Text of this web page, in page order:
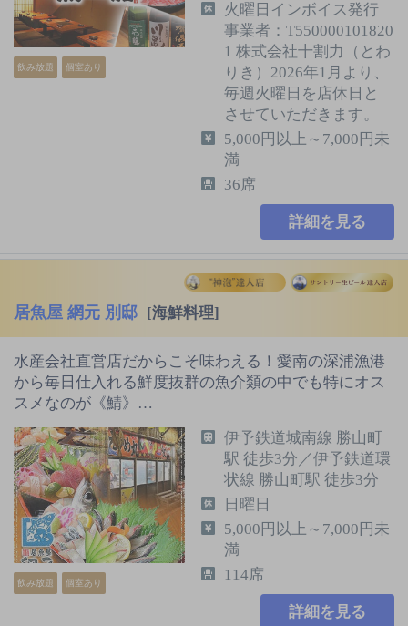
飲み放題 個室あり
火曜日インボイス発行
事業者：T550000101820
1 株式会社十割力（とわ
りき）2026年1月より、
毎週火曜日を店休日と
させていただきます。
5,000円以上～7,000円未
満
36席
詳細を見る
居魚屋 網元 別邸 [海鮮料理]
水産会社直営店だからこそ味わえる！愛南の深浦漁港
から毎日仕入れる鮮度抜群の魚介類の中でも特にオス
スメなのが《鯖》…
飲み放題 個室あり
伊予鉄道城南線 勝山町
駅 徒歩3分／伊予鉄道環
状線 勝山町駅 徒歩3分
日曜日
5,000円以上～7,000円未
満
114席
詳細を見る